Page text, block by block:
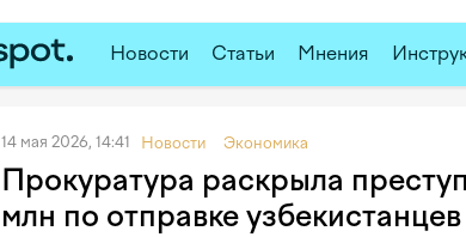
Новости Статьи Мнения
14 мая 2026, 14:41 Новости Экономика
Прокуратура раскрыла
млн по отправке